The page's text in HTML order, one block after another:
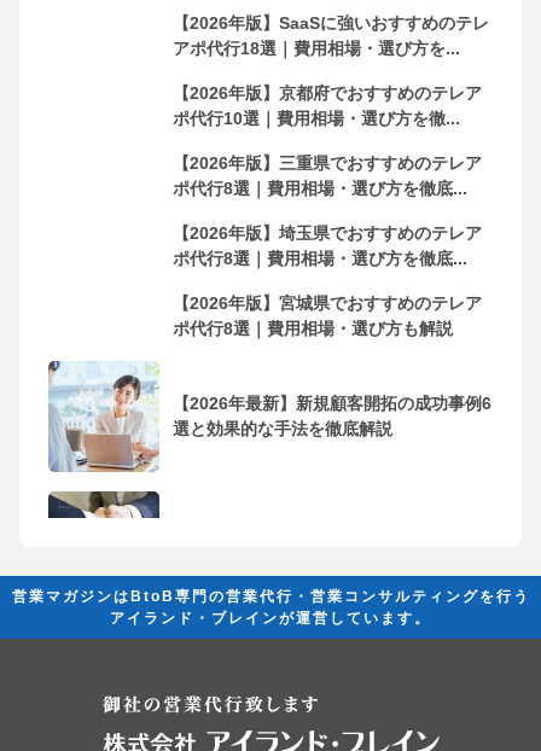
【2026年版】SaaSに強いおすすめのテレ
アポ代行18選｜費用相場・選び方を...
【2026年版】京都府でおすすめのテレア
ポ代行10選｜費用相場・選び方を徹...
【2026年版】三重県でおすすめのテレア
ポ代行8選｜費用相場・選び方を徹底...
【2026年版】埼玉県でおすすめのテレア
ポ代行8選｜費用相場・選び方を徹底...
【2026年版】宮城県でおすすめのテレア
ポ代行8選｜費用相場・選び方も解説
【2026年最新】新規顧客開拓の成功事例6
選と効果的な手法を徹底解説
営業マガジンはBtoB専門の営業代行・営業コンサルティングを行う
アイランド・ブレインが運営しています。